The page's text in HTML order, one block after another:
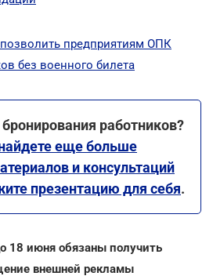
предприятиям ОПК
без военного билета
работников?
еще больше
и консультаций
презентацию для себя.
18 июня обязаны получить
внешней рекламы